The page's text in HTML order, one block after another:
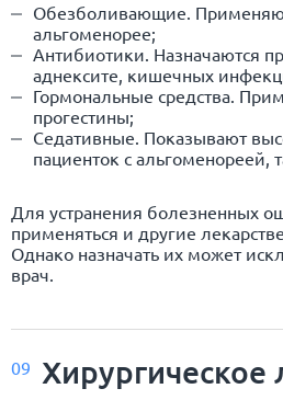
Обезболивающие.
альгоменорее;
Антибиотики. Назначаются
аднексите, кишечных
Гормональные средства.
прогестины;
Седативные. Показывают
пациенток с
Для устранения болезненных
применяться и другие
Однако назначать их может
врач.
09 Хирургическое